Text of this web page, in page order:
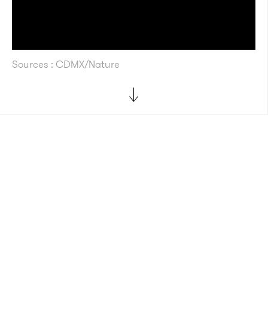
Sources : CDMX/Nature